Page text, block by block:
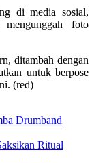
di media sosial,
mengunggah foto
ditambah dengan
untuk berpose
(red)
Drumband
Ritual